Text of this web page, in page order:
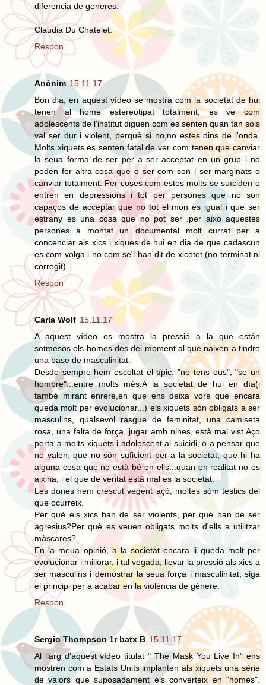
diferencia de generes.
Claudia Du Chatelet.
Respon
Anònim 15.11.17
Bon dia, en aquest vídeo se mostra com la societat de hui
tenen al home estereotipat totalment, es ve com
adolescents de l'institut diguen com es senten quan tan sols
val ser dur i violent, perquè si no,no estes dins de l'onda.
Molts xiquets es senten fatal de ver com tenen que canviar
la seua forma de ser per a ser acceptat en un grup i no
poden fer altra cosa que o ser com son i ser marginats o
canviar totalment. Per coses com estes molts se suïciden o
entren en depressions i tot per persones que no son
capaços de acceptar que no tot el mon es igual i que ser
estrany es una cosa que no pot ser .per aixo aquestes
persones a montat un documental molt currat per a
concenciar als xics i xiques de hui en dia de que cadascun
es com volga i no com se'l han dit de xicotet (no terminat ni
corregit)
Respon
Carla Wolf 15.11.17
A aquest vídeo es mostra la pressió a la que están
sotmesos els homes des del moment al que naixen a tindre
una base de masculinitat.
Desde sempre hem escoltat el típic: "no tens ous", "se un
hombre"...entre molts més.A la societat de hui en día(i
també mirant enrere,en que ens deixa vore que encara
queda molt per evolucionar...) els xiquets són obligats a ser
masculins, qualsevol rasgue de feminitat, una camiseta
rosa, una falta de força, jugar amb nines, està mal vist.Aço
porta a molts xiquets i adolescent al suicidi, o a pensar que
no valen, que no són suficient per a la societat, que hi ha
alguna cosa que no està bé en ells...quan en realitat no es
aixina, i el que de veritat està mal es la societat.
Les dones hem crescut vegent açò, moltes sóm testics del
que ocurreix.
Per què els xics han de ser violents, per què han de ser
agresius?Per què es veuen obligats molts d'ells a utilitzar
màscares?
En la meua opinió, a la societat encara li queda molt per
evolucionar i millorar, i tal vegada, llevar la pressió als xics a
ser masculins i demostrar la seua força i masculinitat, siga
el principi per a acabar en la violència de génere.
Respon
Sergio Thompson 1r batx B 15.11.17
Al llarg d'aquest vídeo titulat " The Mask You Live In" ens
mostren com a Estats Units implanten als xiquets una sèrie
de valors que suposadament els converteix en "homes".